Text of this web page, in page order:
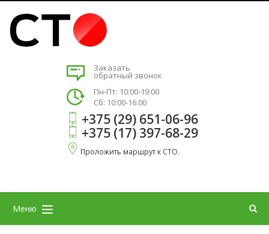
Заказать
обратный звонок
Пн-Пт: 10:00-19:00
Сб: 10:00-16:00
+375 (29) 651-06-96
+375 (17) 397-68-29
Проложить маршрут к СТО.
Меню